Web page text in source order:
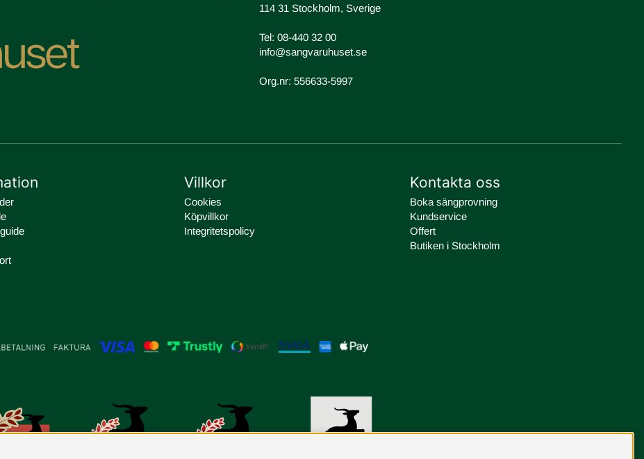
114 31 Stockholm, Sverige
Tel: 08-440 32 00
info@sangvaruhuset.se
Org.nr: 556633-5997
Villkor
Cookies
Köpvillkor
Integritetspolicy
Kontakta oss
Boka sängprovning
Kundservice
Offert
Butiken i Stockholm